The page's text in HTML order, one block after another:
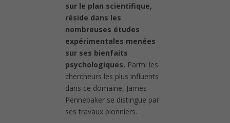
sur le plan scientifique,
réside dans les
nombreuses études
expérimentales menées
sur ses bienfaits
psychologiques. Parmi les
chercheurs les plus influents
dans ce domaine, James
Pennebaker se distingue par
ses travaux pionniers.